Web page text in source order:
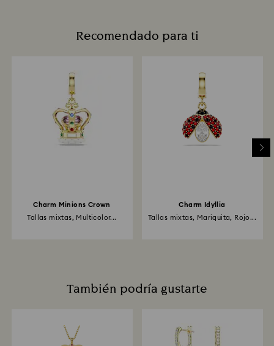
Recomendado para ti
Charm Minions Crown
Tallas mixtas, Multicolor...
Charm Idyllia
Tallas mixtas, Mariquita, Rojo...
También podría gustarte